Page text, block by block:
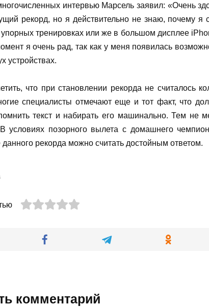
интервью Марсель заявил: «Очень
рекорд, но я действительно не знаю, почему я
тренировках или же в большом дисплее
я очень рад, так как у меня появилась
устройствах.
что при становлении рекорда не считалось
специалисты отмечают еще и тот факт, что
текст и набирать его машинально. Тем не
условиях позорного вылета с домашнего
данного рекорда можно считать достойным ответом.
комментарий